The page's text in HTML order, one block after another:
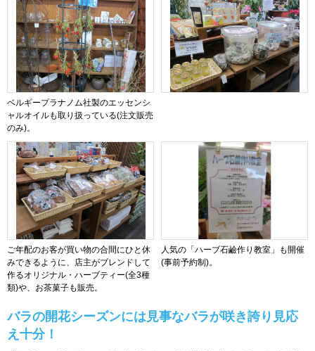
ベルギープラナノム社製のエッセンシ
ャルオイルも取り扱っている(注文販売
のみ)。
ご年配のお客が買い物の合間にひと休
みできるように、店主がブレンドして
作るオリジナル・ハーブティー(全3種
類)や、お茶菓子も販売。
人気の「ハーブ石鹼作り教室」も開催
(事前予約制)。
バラの開花シーズンには見事なバラが咲き誇り見応
え十分！